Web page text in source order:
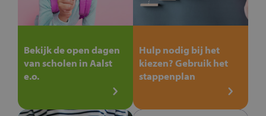
Bekijk de open dagen
van scholen in Aalst
e.o.
Hulp nodig bij het
kiezen? Gebruik het
stappenplan